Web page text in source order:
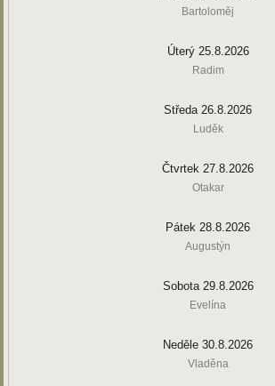
Bartoloměj
Úterý 25.8.2026
Radim
Středa 26.8.2026
Luděk
Čtvrtek 27.8.2026
Otakar
Pátek 28.8.2026
Augustýn
Sobota 29.8.2026
Evelína
Neděle 30.8.2026
Vladěna